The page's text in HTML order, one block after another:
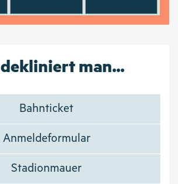
man...
Bahnticket
Anmeldeformular
Stadionmauer